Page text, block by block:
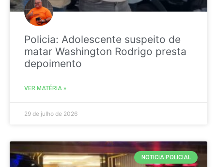
Policia: Adolescente suspeito de
matar Washington Rodrigo presta
depoimento
VER MATÉRIA »
29 de julho de 2026
NOTICIA POLICIAL